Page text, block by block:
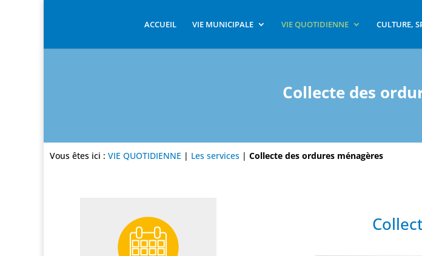
ACCUEIL VIE MUNICIPALE VIE QUOTIDIENNE CULTURE,
Collecte des
Vous êtes ici : VIE QUOTIDIENNE | Les services | Collecte des ordures ménagères